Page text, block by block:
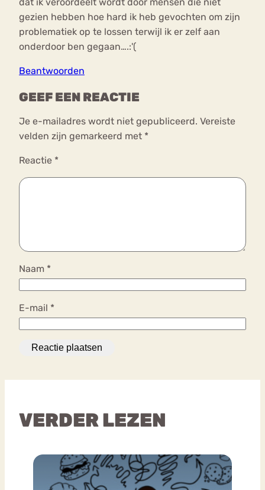
gezien hebben hoe hard ik heb gevochten om zijn
problematiek op te lossen terwijl ik er zelf aan
onderdoor ben gegaan….:'(
Beantwoorden
GEEF EEN REACTIE
Je e-mailadres wordt niet gepubliceerd. Vereiste
velden zijn gemarkeerd met *
Reactie *
Naam *
E-mail *
VERDER LEZEN